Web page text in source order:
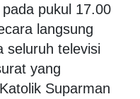
pukul 17.00
langsung
seluruh televisi
yang
Suparman